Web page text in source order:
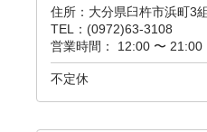
住所：大分県臼杵市浜町3組
TEL：(0972)63-3108
営業時間： 12:00 〜 21:00
不定休